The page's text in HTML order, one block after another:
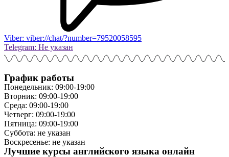
Viber: viber://chat/?number=79520058595
Telegram: Не указан
График работы
Понедельник: 09:00-19:00
Вторник: 09:00-19:00
Среда: 09:00-19:00
Четверг: 09:00-19:00
Пятница: 09:00-19:00
Суббота: не указан
Воскресенье: не указан
Лучшие курсы английского языка онлайн